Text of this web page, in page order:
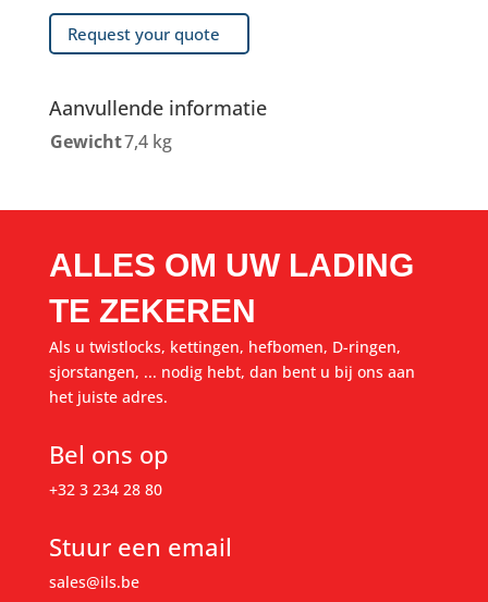
Request your quote
Aanvullende informatie
Gewicht7,4 kg
ALLES OM UW LADING
TE ZEKEREN
Als u twistlocks, kettingen, hefbomen, D-ringen,
sjorstangen, ... nodig hebt, dan bent u bij ons aan
het juiste adres.
Bel ons op
+32 3 234 28 80
Stuur een email
sales@ils.be